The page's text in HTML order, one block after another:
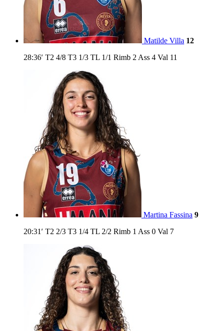
Matilde Villa 12
28:36′ T2 4/8 T3 1/3 TL 1/1 Rimb 2 Ass 4 Val 11
Martina Fassina 9
20:31′ T2 2/3 T3 1/4 TL 2/2 Rimb 1 Ass 0 Val 7